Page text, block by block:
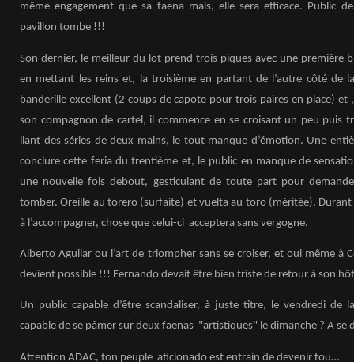
même engagement que sa faena mais, elle sera efficace. Public
pavillon tombe !!!
Son dernier, le meilleur du lot prend trois piques avec une première
en mettant les reins et, la troisième en partant de l’autre côté de
banderille excellent (2 coups de capote pour trois paires en place)
son compagnon de cartel, il commence en se croisant un peu puis
liant des séries de deux mains, le tout manque d’émotion. Une
conclure cette feria du trentième et, le public en manque de
une nouvelle fois debout, gesticulant de toute part pour
tomber. Oreille au torero (surfaite) et vuelta au toro (méritée). Durant
à l’accompagner, chose que celui-ci acceptera sans vergogne.
Alberto Aguilar ou l’art de triompher sans se croiser, et oui même à
devient possible !!! Fernando devait être bien triste de retour à son
Un public capable d’être scandaliser, à juste titre, le vendredi de
capable de se pâmer sur deux faenas "artistiques" le dimanche ? A se
Attention ADAC, ton peuple aficionado est entrain de devenir fou…